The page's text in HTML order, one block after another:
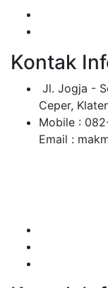
Kontak
Jl. Jogja -
Ceper,
Mobile :
Email :